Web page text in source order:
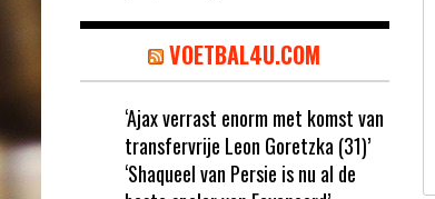
VOETBAL4U.COM
‘Ajax verrast enorm met komst van
transfervrije Leon Goretzka (31)’
‘Shaqueel van Persie is nu al de